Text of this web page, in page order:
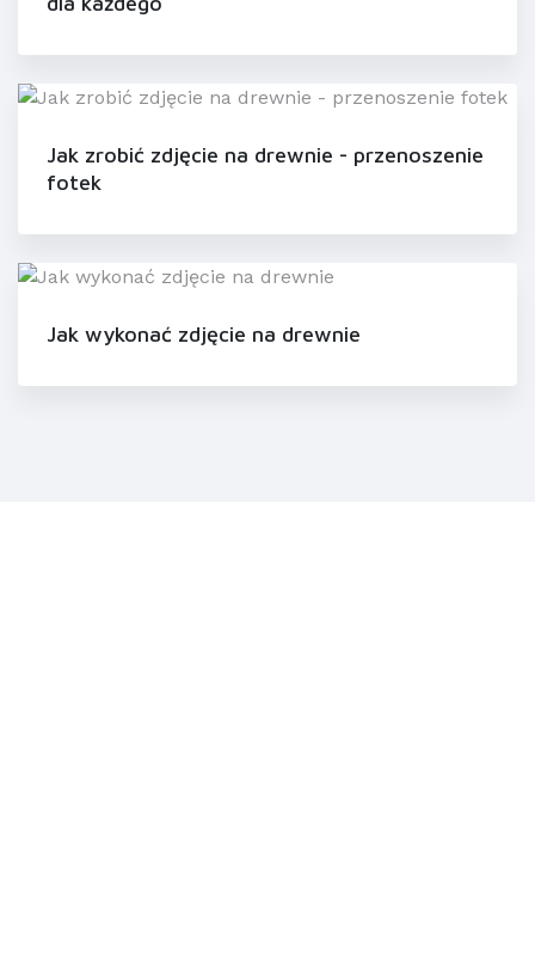
Jak zrobić zdjęcie na drewnie - przenoszenie
fotek
Jak wykonać zdjęcie na drewnie